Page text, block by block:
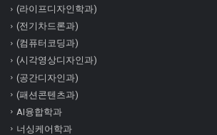
(라이프디자인학과)
(전기차드론과)
(컴퓨터코딩과)
(시각영상디자인과)
(공간디자인과)
(패션콘텐츠과)
AI융합학과
너싱케어학과